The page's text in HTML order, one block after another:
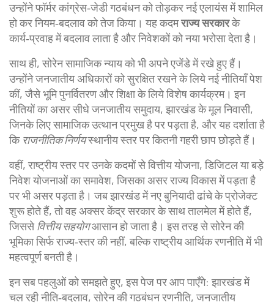
उन्होंने फॉर्मर कांग्रेस‑जेडी गठबंधन को तोड़कर नई एलायंस में शामिल
हो कर नियम‑बदलाव को तेज किया। यह कदमराज्य सरकारके
कार्य‑प्रवाह में बदलाव लाता है और निवेशकों को नया भरोसा देता है।
साथ ही, सोरेन सामाजिक न्याय को भी अपने एजेंडे में रखे हुए हैं।
उन्होंने जनजातीय अधिकारों को सुरक्षित रखने के लिये नई नीतियाँ पेश
कीं, जैसे भूमि पुनर्वितरण और शिक्षा के लिये विशेष कार्यक्रम। इन
नीतियों का असर सीधेजनजातीय समुदाय,झारखंड के मूल निवासी,
जिनके लिए सामाजिक उत्थान प्रमुख हैपर पड़ता है, और यह दर्शाता है
कि राजनीतिक निर्णयस्थानीय स्तर पर कितनी गहरी छाप छोड़ते हैं।
वहीं, राष्ट्रीय स्तर पर उनके कदमों सेवित्तीय योजना,डिजिटल या बड़े
निवेश योजनाओं का समावेश, जिसका असर राज्य विकास में पड़ता है
पर भी असर पड़ता है। जब झारखंड में नए बुनियादी ढांचे के प्रोजेक्ट
शुरू होते हैं, तो वह अक्सर केंद्र सरकार के साथ तालमेल में होते हैं,
जिससेवित्तीय सहयोगआसान हो जाता है। इस तरह से सोरेन की
भूमिका सिर्फ राज्य‑स्तर की नहीं, बल्कि राष्ट्रीय आर्थिक रणनीति में भी
महत्वपूर्ण बनती है।
इन सब पहलुओं को समझते हुए, इस पेज पर आप पाएँगे: झारखंड में
चल रही नीति‑बदलाव, सोरेन की गठबंधन रणनीति, जनजातीय